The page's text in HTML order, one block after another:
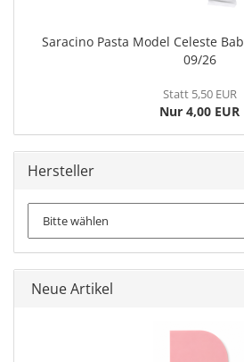
Saracino Pasta Model Celeste
09/26
Statt 5,50 EUR
Nur 4,00 EUR
Hersteller
Neue Artikel